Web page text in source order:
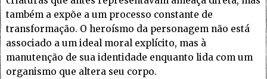
também a expõe a um processo constante de
transformação. O heroísmo da personagem não está
associado a um ideal moral explícito, mas à
manutenção de sua identidade enquanto lida com um
organismo que altera seu corpo.